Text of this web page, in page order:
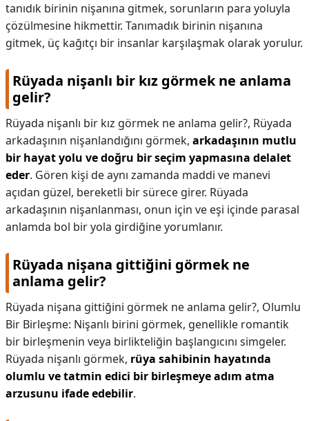
tanıdık birinin nişanına gitmek, sorunların para yoluyla
çözülmesine hikmettir. Tanımadık birinin nişanına
gitmek, üç kağıtçı bir insanlar karşılaşmak olarak yorulur.
Rüyada nişanlı bir kız görmek ne anlama
gelir?
Rüyada nişanlı bir kız görmek ne anlama gelir?, Rüyada
arkadaşının nişanlandığını görmek, arkadaşının mutlu
bir hayat yolu ve doğru bir seçim yapmasına delalet
eder. Gören kişi de aynı zamanda maddi ve manevi
açıdan güzel, bereketli bir sürece girer. Rüyada
arkadaşının nişanlanması, onun için ve eşi içinde parasal
anlamda bol bir yola girdiğine yorumlanır.
Rüyada nişana gittiğini görmek ne
anlama gelir?
Rüyada nişana gittiğini görmek ne anlama gelir?, Olumlu
Bir Birleşme: Nişanlı birini görmek, genellikle romantik
bir birleşmenin veya birlikteliğin başlangıcını simgeler.
Rüyada nişanlı görmek, rüya sahibinin hayatında
olumlu ve tatmin edici bir birleşmeye adım atma
arzusunu ifade edebilir.